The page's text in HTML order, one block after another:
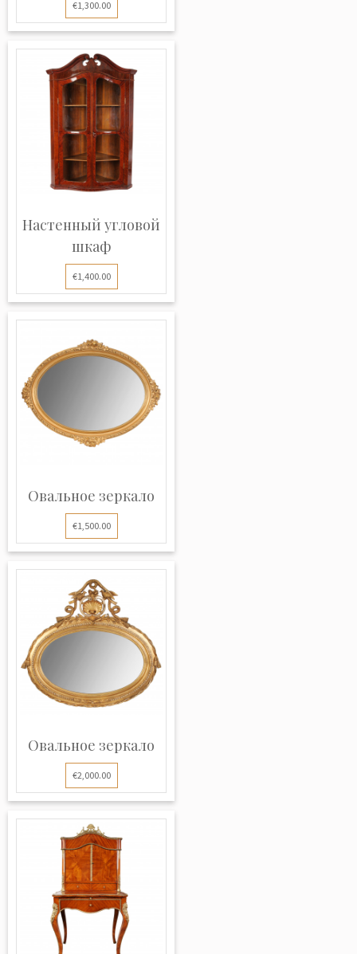
€1,300.00
Настенный угловой
шкаф
€1,400.00
Овальное зеркало
€1,500.00
Овальное зеркало
€2,000.00